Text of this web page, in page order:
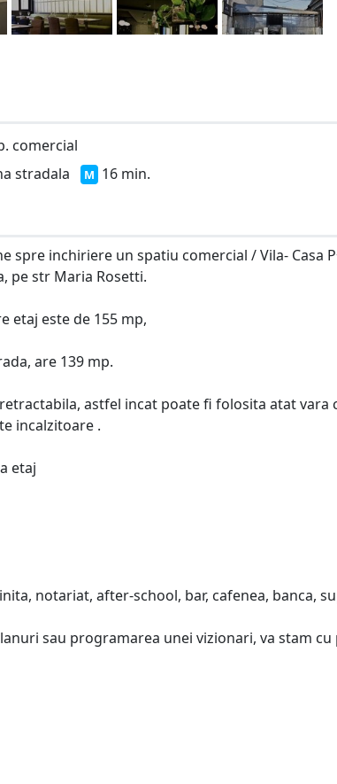
comercial
stradala M 16 min.
spre inchiriere un spatiu comercial / Vila- Casa
pe str Maria Rosetti.
etaj este de 155 mp,
are 139 mp.
astfel incat poate fi folosita atat vara
incalzitoare .
etaj
notariat, after-school, bar, cafenea, banca,
sau programarea unei vizionari, va stam cu